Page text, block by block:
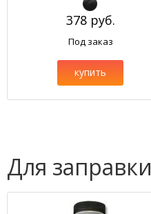
378 руб.
Под заказ
купить
Для заправки